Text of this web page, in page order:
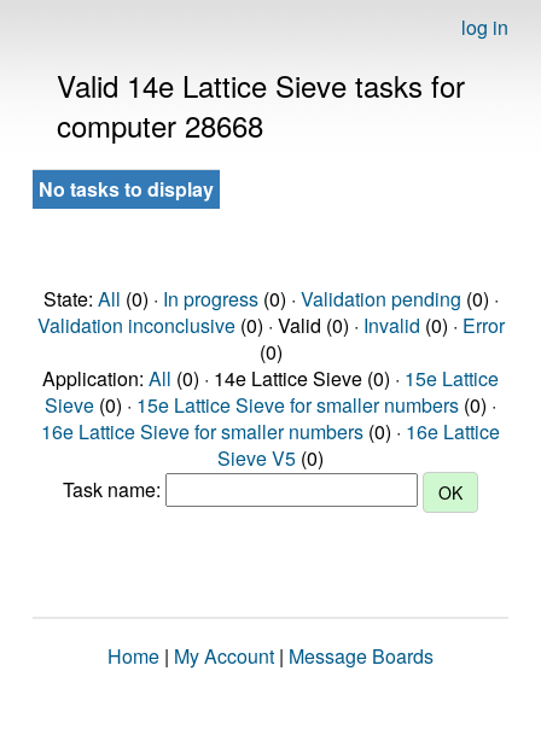
log in
Valid 14e Lattice Sieve tasks for
computer 28668
No tasks to display
State: All (0) · In progress(0) · Validation pending (0) ·
Validation inconclusive(0) · Valid (0) · Invalid (0) · Error
(0)
Application: All (0) · 14e Lattice Sieve (0) · 15e Lattice
Sieve (0) · 15e Lattice Sieve for smaller numbers (0) ·
16e Lattice Sieve for smaller numbers (0) · 16e Lattice
Sieve V5 (0)
Task name:
Home | My Account | Message Boards